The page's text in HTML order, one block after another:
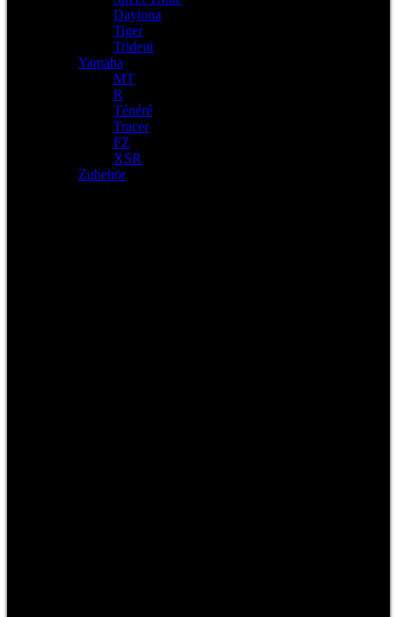
Daytona
Tiger
Trident
Yamaha
MT
R
Ténéré
Tracer
FZ
XSR
Zubehör